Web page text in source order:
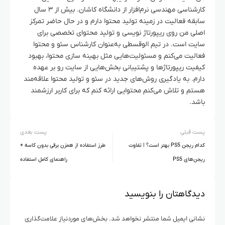
کارشناسی مهندسی نرم‌افزار از دانشگاه کاشان. بیش از ۳ سال
سابقه فعالیت در زمینه تولید محتوا دارم و در حال حاضر تمرکز
اصلی من روی ریپورتاژ نویسی و تولید محتوای تخصصی برای
سایت است. در تیم الوقسطی به‌عنوان کارشناس سئو و محتوا
فعالیت می‌کنم و مسئولیت‌هایی مثل بهینه سازی محتوا، بهبود
کیفیت ریپورتاژها و پشتیبانی بخش‌هایی از سایت رو بر عهده
دارم. به یادگیری روش‌های جدید در سئو و تولید محتوا علاقه‌مند
هستم و تلاش می‌کنم محتوایی ارائه کنم که برای کاربر ارزشمند
باشد.
پست قبلی
کدام ریجن PS5 بهتر است؟ | تفاوت
ریجن‌های PS5
پست بعدی
طرز استفاده از همزن برقی بدون کاسه +
راهنمای کامل استفاده
دیدگاهتان را بنویسید
نشانی ایمیل شما منتشر نخواهد شد. بخش‌های موردنیاز علامت‌گذاری